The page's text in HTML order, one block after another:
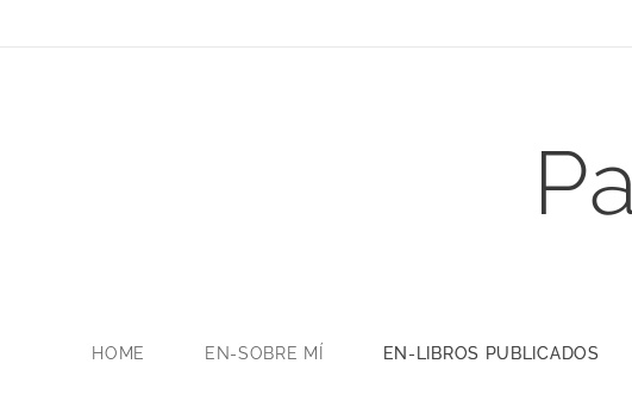
HOME EN-SOBRE MÍ EN-LIBROS PUBLICADOS